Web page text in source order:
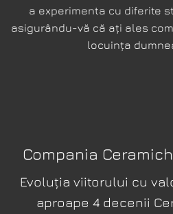
a experimenta cu diferite
asigurându-vă că ați ales
locuința
Compania
Evoluția viitorului cu
aproape 4 decenii
DIRECT DE LA PRODUCĂTOR